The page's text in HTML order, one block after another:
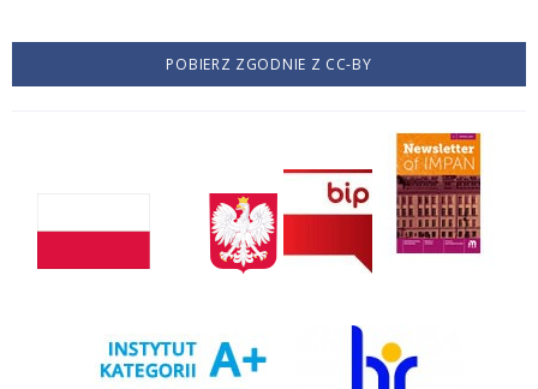
POBIERZ ZGODNIE Z CC-BY